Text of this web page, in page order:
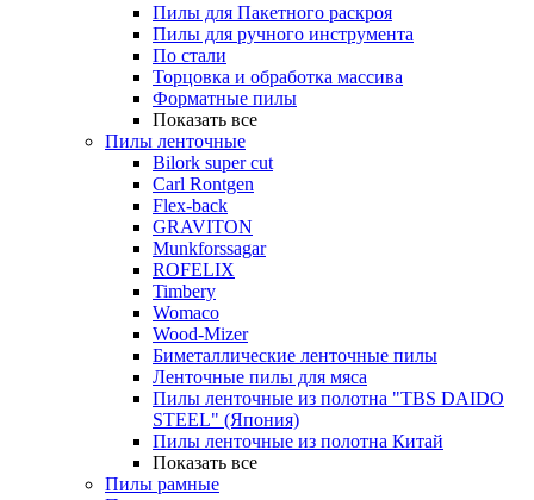
Пилы для Пакетного раскроя
Пилы для ручного инструмента
По стали
Торцовка и обработка массива
Форматные пилы
Показать все
Пилы ленточные
Bilork super cut
Carl Rontgen
Flex-back
GRAVITON
Munkforssagar
ROFELIX
Timbery
Womaco
Wood-Mizer
Биметаллические ленточные пилы
Ленточные пилы для мяса
Пилы ленточные из полотна "TBS DAIDO
STEEL" (Япония)
Пилы ленточные из полотна Китай
Показать все
Пилы рамные